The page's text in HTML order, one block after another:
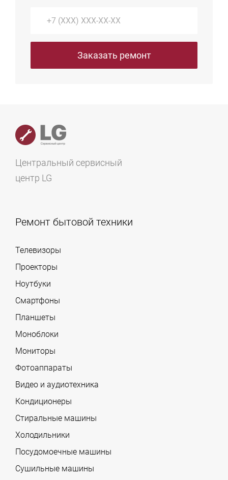
Заказать ремонт
Центральный сервисный
центр LG
Ремонт бытовой техники
Телевизоры
Проекторы
Ноутбуки
Смартфоны
Планшеты
Моноблоки
Мониторы
Фотоаппараты
Видео и аудиотехника
Кондиционеры
Стиральные машины
Холодильники
Посудомоечные машины
Сушильные машины